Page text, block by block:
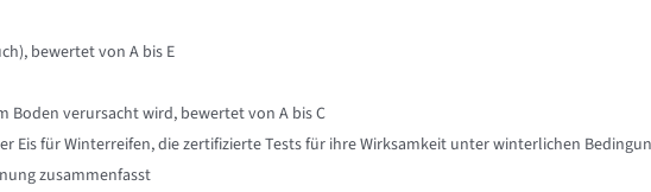
bewertet von A bis E
Boden verursacht wird, bewertet von A bis C
Eis für Winterreifen, die zertifizierte Tests für ihre Wirksamkeit unter winterlichen
zusammenfasst